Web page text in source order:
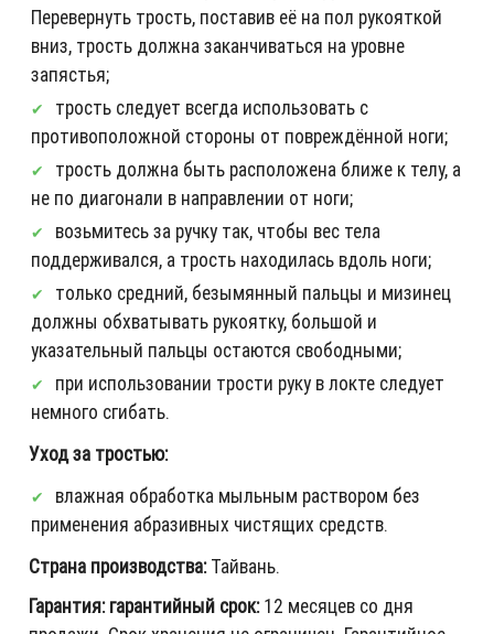
Перевернуть трость, поставив её на пол рукояткой
вниз, трость должна заканчиваться на уровне
запястья;
трость следует всегда использовать с
противоположной стороны от повреждённой ноги;
трость должна быть расположена ближе к телу, а
не по диагонали в направлении от ноги;
возьмитесь за ручку так, чтобы вес тела
поддерживался, а трость находилась вдоль ноги;
только средний, безымянный пальцы и мизинец
должны обхватывать рукоятку, большой и
указательный пальцы остаются свободными;
при использовании трости руку в локте следует
немного сгибать.
Уход за тростью:
влажная обработка мыльным раствором без
применения абразивных чистящих средств.
Страна производства:Тайвань.
Гарантия: гарантийный срок:12 месяцев со дня